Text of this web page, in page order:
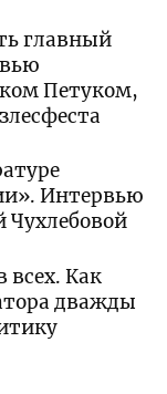
главный
Петуком,
Интервью
Чухлебовой
всех. Как
дважды